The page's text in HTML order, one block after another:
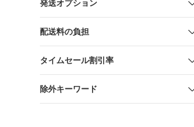
発送オプション
配送料の負担
タイムセール割引率
除外キーワード